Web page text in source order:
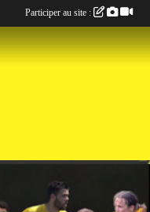
Participer au site :